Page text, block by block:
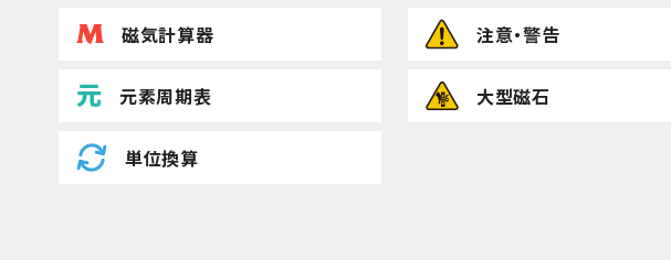
磁気計算器
元素周期表
単位換算
注意・警告
大型磁石